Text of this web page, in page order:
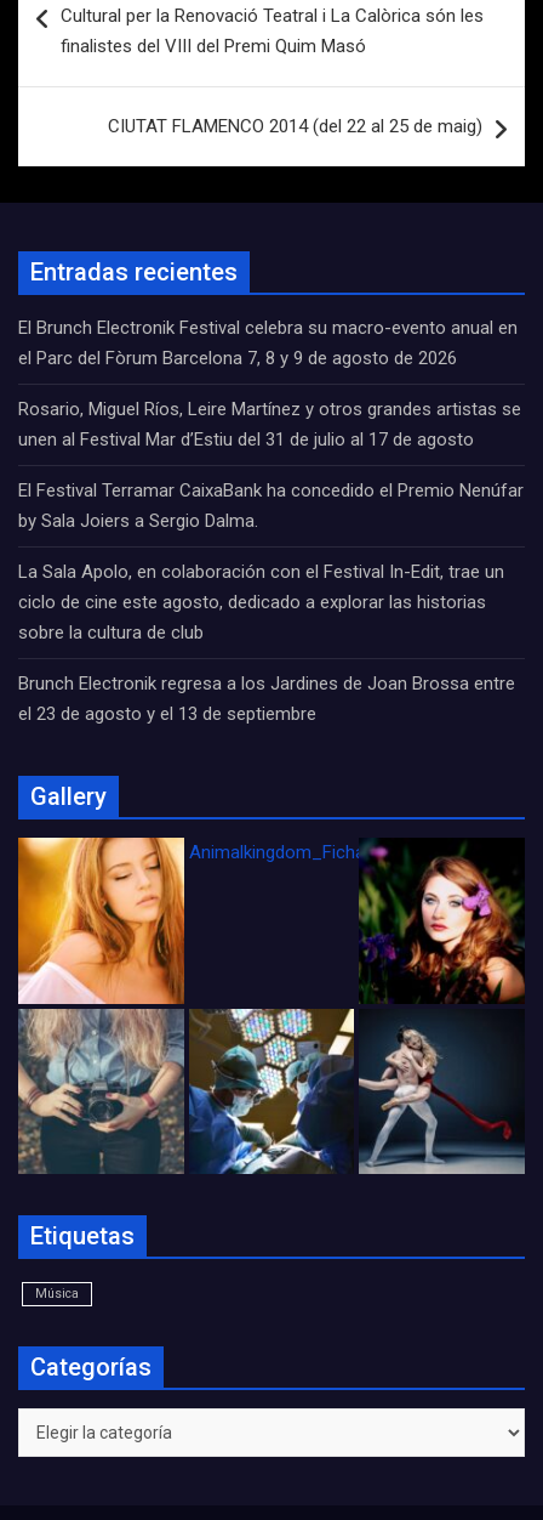
entradas
Cultural per la Renovació Teatral i La Calòrica són les
finalistes del VIII del Premi Quim Masó
CIUTAT FLAMENCO 2014 (del 22 al 25 de maig)
Entradas recientes
El Brunch Electronik Festival celebra su macro-evento anual en
el Parc del Fòrum Barcelona 7, 8 y 9 de agosto de 2026
Rosario, Miguel Ríos, Leire Martínez y otros grandes artistas se
unen al Festival Mar d’Estiu del 31 de julio al 17 de agosto
El Festival Terramar CaixaBank ha concedido el Premio Nenúfar
by Sala Joiers a Sergio Dalma.
La Sala Apolo, en colaboración con el Festival In-Edit, trae un
ciclo de cine este agosto, dedicado a explorar las historias
sobre la cultura de club
Brunch Electronik regresa a los Jardines de Joan Brossa entre
el 23 de agosto y el 13 de septiembre
Gallery
Animalkingdom_FichaCine
Etiquetas
Música
Categorías
Categorías